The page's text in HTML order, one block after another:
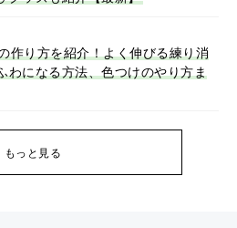
作り方を紹介！よく伸びる練り消
わになる方法、色つけのやり方ま
もっと見る